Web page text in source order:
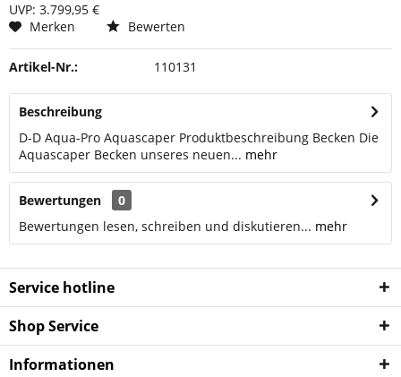
UVP: 3.799,95 €
Merken
Bewerten
Artikel-Nr.: 110131
Beschreibung
D-D Aqua-Pro Aquascaper Produktbeschreibung Becken Die
Aquascaper Becken unseres neuen... mehr
Bewertungen
0
Bewertungen lesen, schreiben und diskutieren... mehr
Service hotline
Shop Service
Informationen